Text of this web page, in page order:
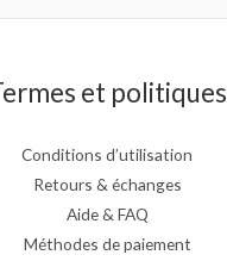
et politiques
Conditions d’utilisation
Retours & échanges
Aide & FAQ
Méthodes de paiement